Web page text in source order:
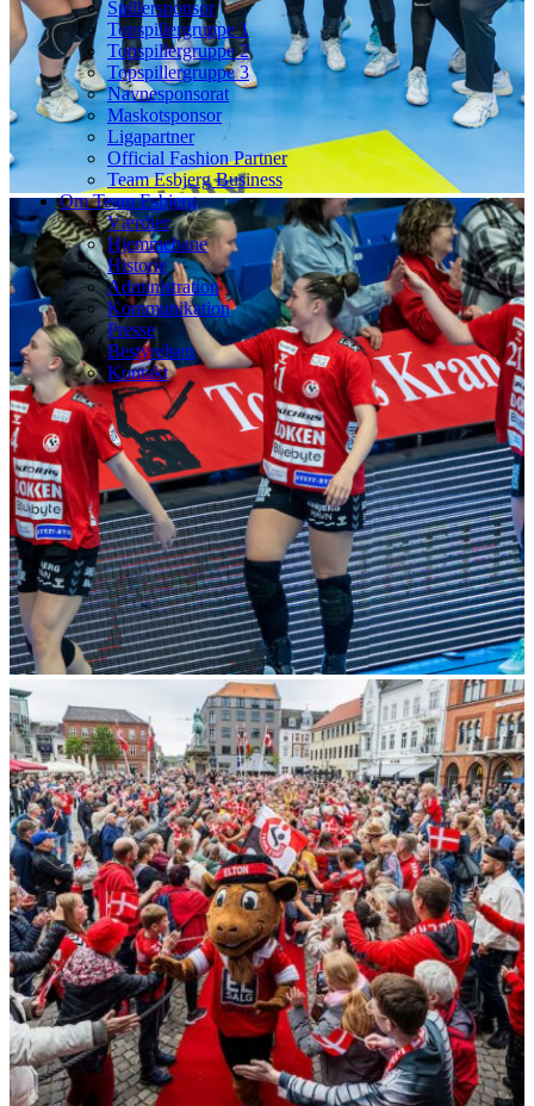
Spillersponsor
Topspillergruppe 1
Topspillergruppe 2
Topspillergruppe 3
Navnesponsorat
Maskotsponsor
Ligapartner
Official Fashion Partner
Team Esbjerg Business
Om Team Esbjerg
Værdier
Hjemmebane
Historie
Administration
Kommunikation
Presse
Bestyrelsen
Kontakt